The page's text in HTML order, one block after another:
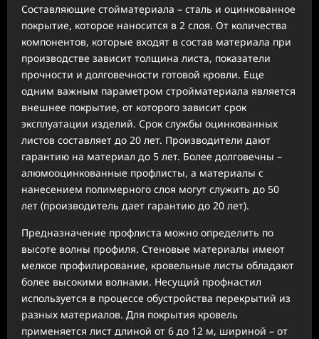
Составляющие стойматериала – сталь и оцинкованное
покрытие, которое наносится в 2 слоя. От количества
компонентов, которые входят в состав материала при
производстве зависит толщина листа, показатели
прочности и долговечности готовой кровли. Еще
одним важным параметром стройматериала является
внешнее покрытие, от которого зависит срок
эксплуатации изделий. Срок службы оцинкованных
листов составляет до 20 лет. Производители дают
гарантию на материал до 5 лет. Более долговечны –
алюмооцинкованные профлисты, а материалы с
нанесением полимерного слоя могут служить до 50
лет (производитель дает гарантию до 20 лет).
Предназначение профлиста можно определить по
высоте волны профиля. Стеновые материалы имеют
мелкое профилирование, кровельные листы обладают
более высокими волнами. Несущий профнастил
используется в процессе обустройства перекрытий из
разных материалов. Для покрытия кровель
применяется лист длиной от 6 до 12 м, шириной – от